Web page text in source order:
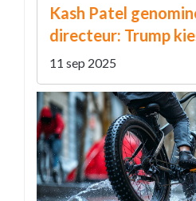
Kash Patel
directeur: Trump
vertrouweling
11 sep 2025